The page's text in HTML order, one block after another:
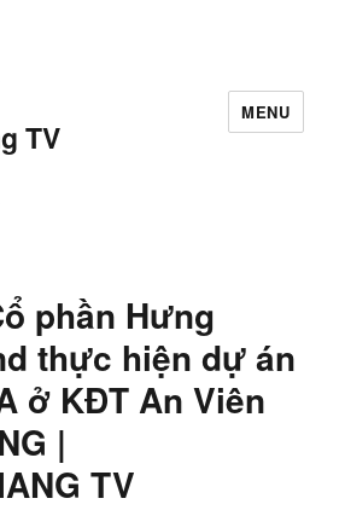
TV
MENU
phần Hưng
thực hiện dự án
ở KĐT An Viên
|
TV